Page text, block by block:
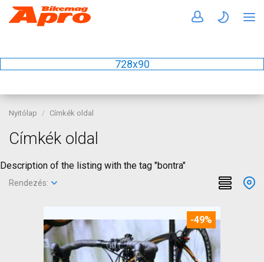
728x90
Nyitólap Címkék oldal
Címkék oldal
Description of the listing with the tag "bontra"
Rendezés:
-49%